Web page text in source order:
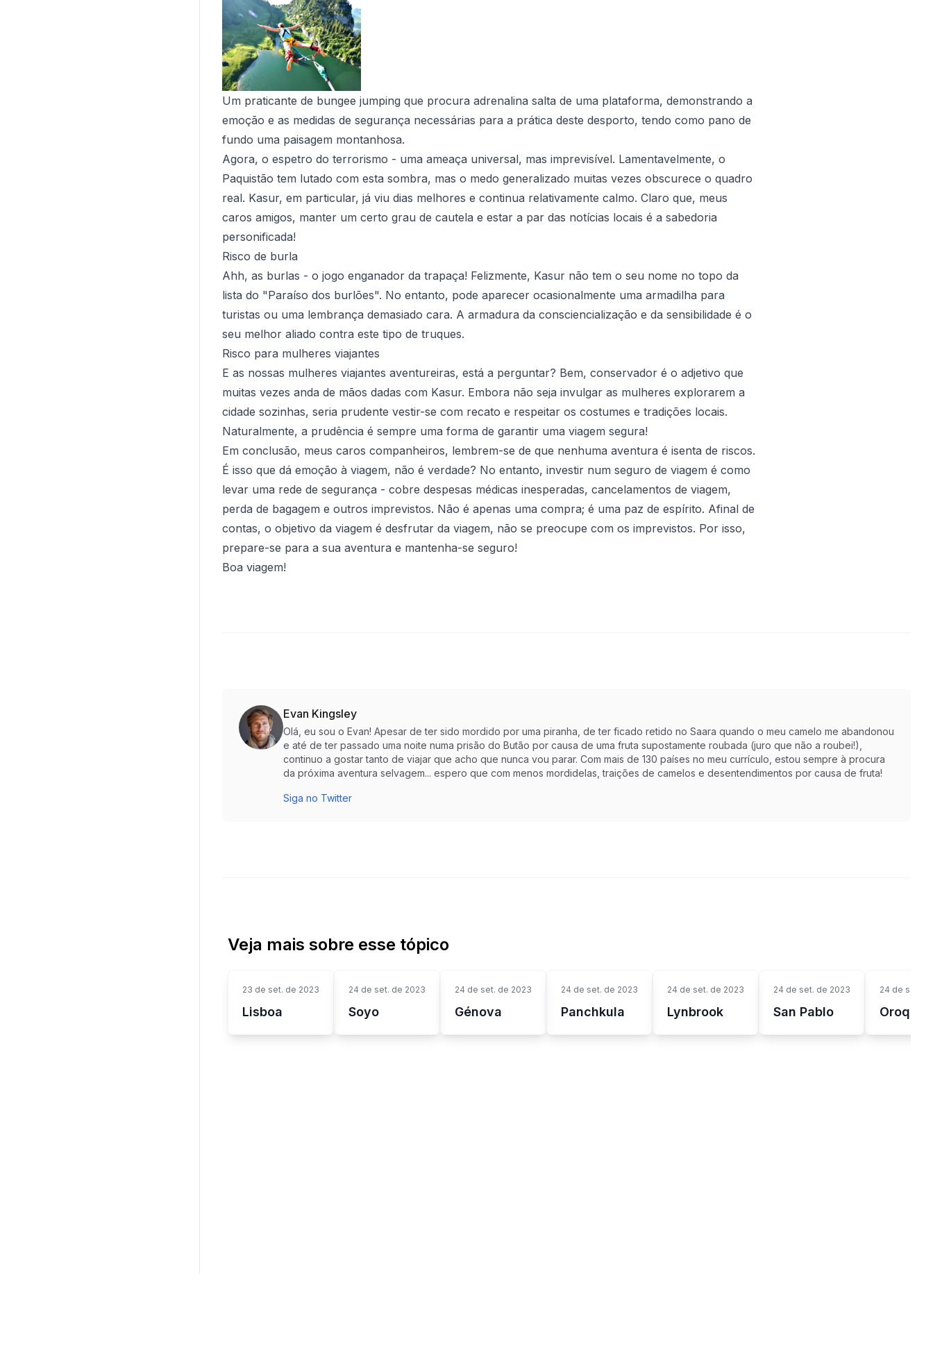
Um praticante de bungee jumping que procura adrenalina salta de uma plataforma, demonstrando a
emoção e as medidas de segurança necessárias para a prática deste desporto, tendo como pano de
fundo uma paisagem montanhosa.
Agora, o espetro do terrorismo - uma ameaça universal, mas imprevisível. Lamentavelmente, o
Paquistão tem lutado com esta sombra, mas o medo generalizado muitas vezes obscurece o quadro
real. Kasur, em particular, já viu dias melhores e continua relativamente calmo. Claro que, meus
caros amigos, manter um certo grau de cautela e estar a par das notícias locais é a sabedoria
personificada!
Risco de burla
Ahh, as burlas - o jogo enganador da trapaça! Felizmente, Kasur não tem o seu nome no topo da
lista do "Paraíso dos burlões". No entanto, pode aparecer ocasionalmente uma armadilha para
turistas ou uma lembrança demasiado cara. A armadura da consciencialização e da sensibilidade é o
seu melhor aliado contra este tipo de truques.
Risco para mulheres viajantes
E as nossas mulheres viajantes aventureiras, está a perguntar? Bem, conservador é o adjetivo que
muitas vezes anda de mãos dadas com Kasur. Embora não seja invulgar as mulheres explorarem a
cidade sozinhas, seria prudente vestir-se com recato e respeitar os costumes e tradições locais.
Naturalmente, a prudência é sempre uma forma de garantir uma viagem segura!
Em conclusão, meus caros companheiros, lembrem-se de que nenhuma aventura é isenta de riscos.
É isso que dá emoção à viagem, não é verdade? No entanto, investir num seguro de viagem é como
levar uma rede de segurança - cobre despesas médicas inesperadas, cancelamentos de viagem,
perda de bagagem e outros imprevistos. Não é apenas uma compra; é uma paz de espírito. Afinal de
contas, o objetivo da viagem é desfrutar da viagem, não se preocupe com os imprevistos. Por isso,
prepare-se para a sua aventura e mantenha-se seguro!
Boa viagem!
Evan Kingsley
Olá, eu sou o Evan! Apesar de ter sido mordido por uma piranha, de ter ficado retido no Saara quando o meu camelo me abandonou
e até de ter passado uma noite numa prisão do Butão por causa de uma fruta supostamente roubada (juro que não a roubei!),
continuo a gostar tanto de viajar que acho que nunca vou parar. Com mais de 130 países no meu currículo, estou sempre à procura
da próxima aventura selvagem... espero que com menos mordidelas, traições de camelos e desentendimentos por causa de fruta!
Siga no Twitter
Veja mais sobre esse tópico
23 de set. de 2023
Lisboa
24 de set. de 2023
Soyo
24 de set. de 2023
Génova
24 de set. de 2023
Panchkula
24 de set. de 2023
Lynbrook
24 de set. de 2023
San Pablo
24 de set.